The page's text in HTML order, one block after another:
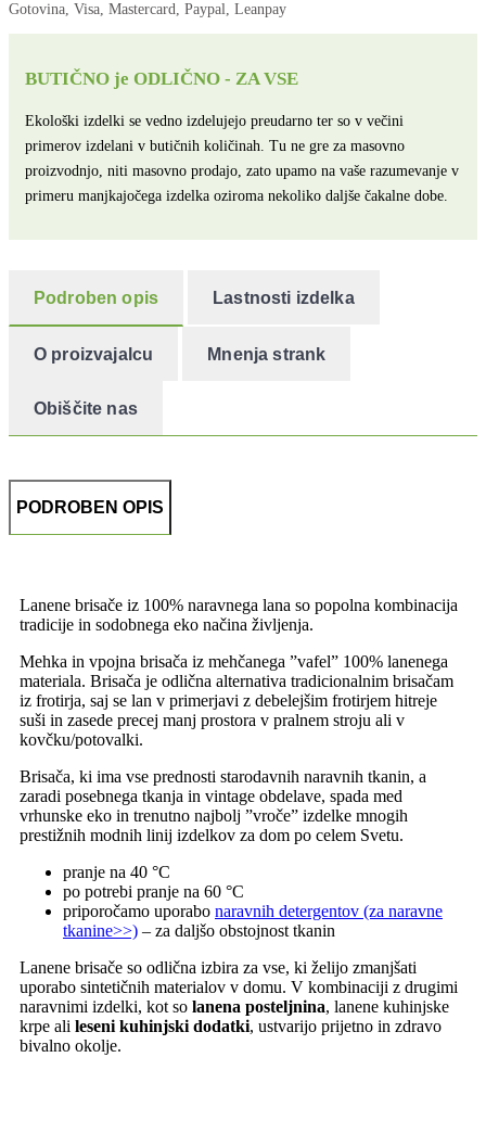
Gotovina, Visa, Mastercard, Paypal, Leanpay
BUTIČNO je ODLIČNO - ZA VSE
Ekološki izdelki se vedno izdelujejo preudarno ter so v večini
primerov izdelani v butičnih količinah. Tu ne gre za masovno
proizvodnjo, niti masovno prodajo, zato upamo na vaše razumevanje v
primeru manjkajočega izdelka oziroma nekoliko daljše čakalne dobe.
Podroben opis Lastnosti izdelka
O proizvajalcu Mnenja strank
Obiščite nas
PODROBEN OPIS
Lanene brisače iz 100% naravnega lana so popolna kombinacija
tradicije in sodobnega eko načina življenja.
Mehka in vpojna brisača iz mehčanega ”vafel” 100% lanenega
materiala. Brisača je odlična alternativa tradicionalnim brisačam
iz frotirja, saj se lan v primerjavi z debelejšim frotirjem hitreje
suši in zasede precej manj prostora v pralnem stroju ali v
kovčku/potovalki.
Brisača, ki ima vse prednosti starodavnih naravnih tkanin, a
zaradi posebnega tkanja in vintage obdelave, spada med
vrhunske eko in trenutno najbolj ”vroče” izdelke mnogih
prestižnih modnih linij izdelkov za dom po celem Svetu.
pranje na 40 °C
po potrebi pranje na 60 °C
priporočamo uporabo naravnih detergentov (za naravne
tkanine>>) – za daljšo obstojnost tkanin
Lanene brisače so odlična izbira za vse, ki želijo zmanjšati
uporabo sintetičnih materialov v domu. V kombinaciji z drugimi
naravnimi izdelki, kot so lanena posteljnina, lanene kuhinjske
krpe ali leseni kuhinjski dodatki, ustvarijo prijetno in zdravo
bivalno okolje.